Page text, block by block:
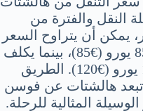
والفترة من
يمكن أن يتراوح السعر
من حوالي 60 يورو (€60) إلى 85 يورو (€85)، بينما يكلف
التنقل بسيارة خاصة تقريباً 120 يورو (€120). الطريق
هالشتات عن فوسن
المثالية للرحلة.